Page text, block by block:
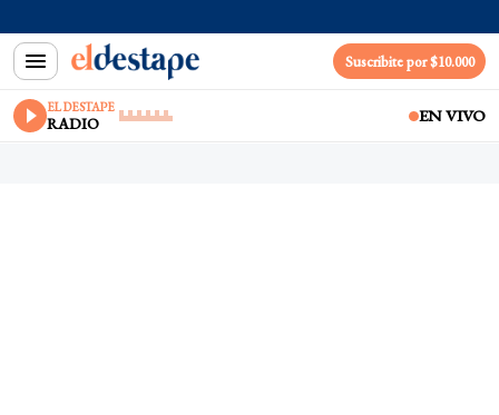
Suscribite por $10.000
EL DESTAPE
RADIO EN VIVO